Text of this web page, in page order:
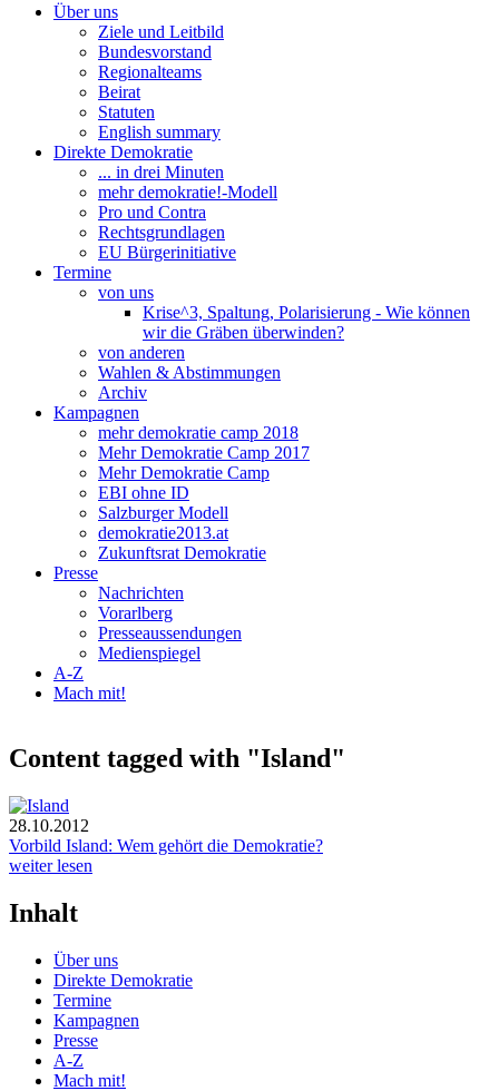
Über uns
Ziele und Leitbild
Bundesvorstand
Regionalteams
Beirat
Statuten
English summary
Direkte Demokratie
... in drei Minuten
mehr demokratie!-Modell
Pro und Contra
Rechtsgrundlagen
EU Bürgerinitiative
Termine
von uns
Krise^3, Spaltung, Polarisierung - Wie können
wir die Gräben überwinden?
von anderen
Wahlen & Abstimmungen
Archiv
Kampagnen
mehr demokratie camp 2018
Mehr Demokratie Camp 2017
Mehr Demokratie Camp
EBI ohne ID
Salzburger Modell
demokratie2013.at
Zukunftsrat Demokratie
Presse
Nachrichten
Vorarlberg
Presseaussendungen
Medienspiegel
A-Z
Mach mit!
Content tagged with "Island"
28.10.2012
Vorbild Island: Wem gehört die Demokratie?
weiter lesen
Inhalt
Über uns
Direkte Demokratie
Termine
Kampagnen
Presse
A-Z
Mach mit!